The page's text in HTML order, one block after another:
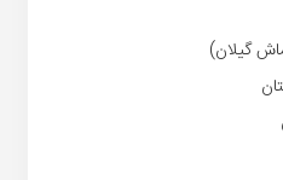
گیلان)